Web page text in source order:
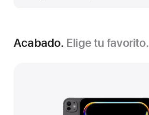
Acabado. Elige tu favorito.